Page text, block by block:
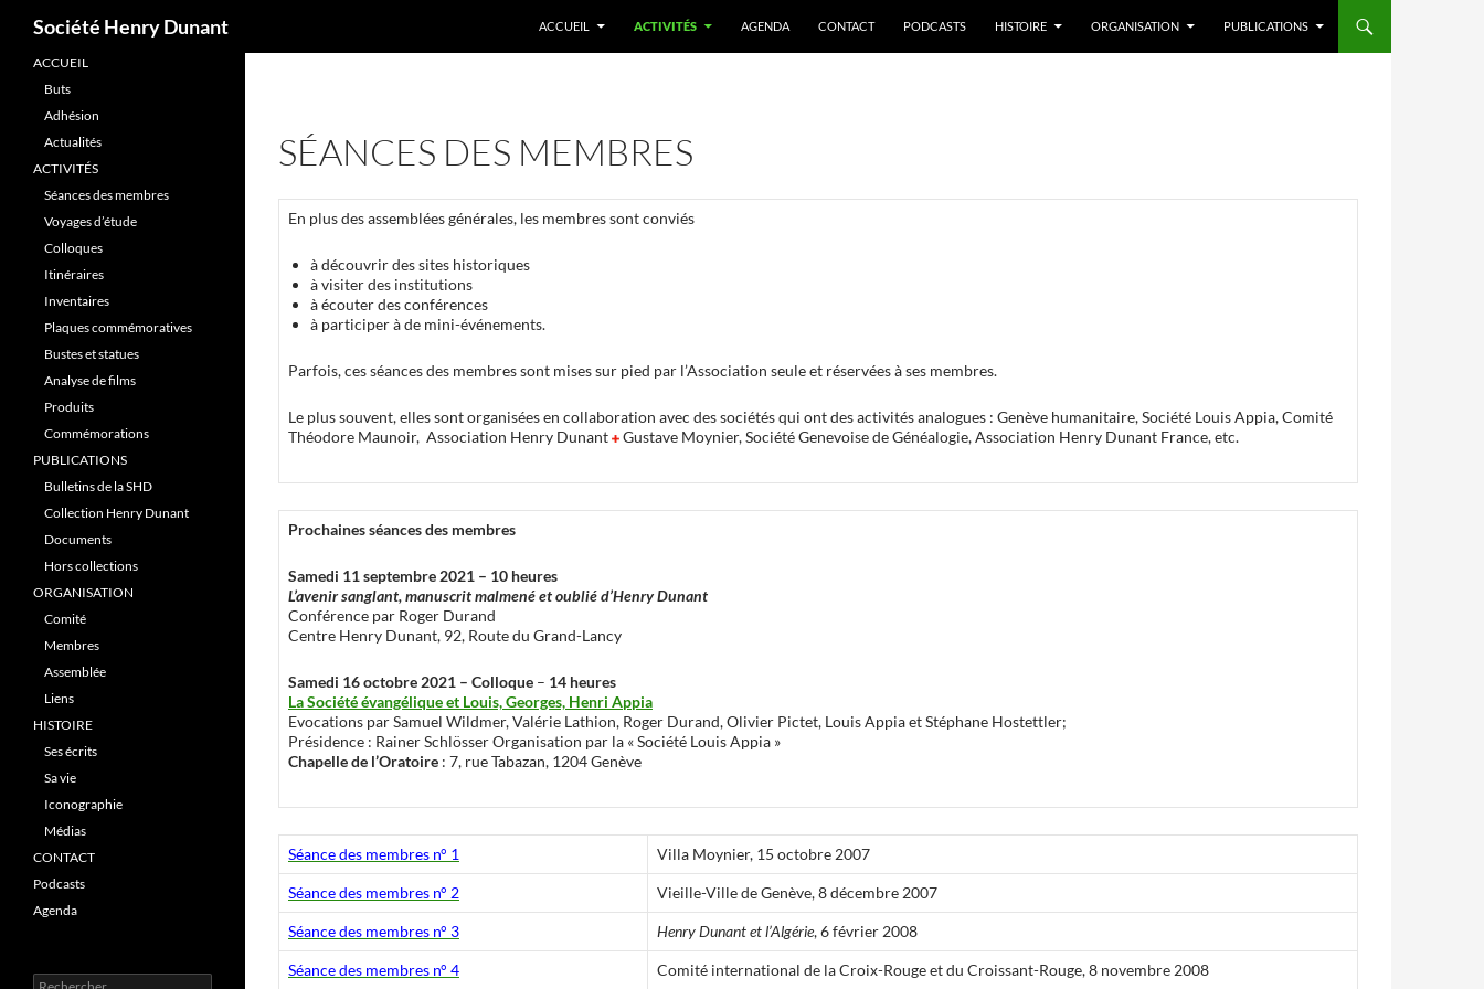
Aller
contenu
Société Henry Dunant ACCUEIL ACTIVITÉS AGENDA CONTACT PODCASTS HISTOIRE ORGANISATION PUBLICATIONS
SÉANCES DES MEMBRES
En plus des assemblées générales, les membres sont conviés
à découvrir des sites historiques
à visiter des institutions
à écouter des conférences
à participer à de mini-événements.
Parfois, ces séances des membres sont mises sur pied par l’Association seule et réservées à ses membres.
Le plus souvent, elles sont organisées en collaboration avec des sociétés qui ont des activités analogues : Genève humanitaire, Société Louis Appia, Comité
Théodore Maunoir, Association Henry Dunant
Gustave Moynier, Société Genevoise de Généalogie, Association Henry Dunant France, etc.
Prochaines séances des membres
Samedi 11 septembre 2021 – 10 heures
L’avenir sanglant, manuscrit malmené et oublié d’Henry Dunant
Conférence par Roger Durand
Centre Henry Dunant, 92, Route du Grand-Lancy
Samedi 16 octobre 2021 – Colloque – 14 heures
La Société évangélique et Louis, Georges, Henri Appia
Evocations par Samuel Wildmer, Valérie Lathion, Roger Durand, Olivier Pictet, Louis Appia et Stéphane Hostettler;
Présidence : Rainer Schlösser Organisation par la « Société Louis Appia »
Chapelle de l’Oratoire : 7, rue Tabazan, 1204 Genève
Séance des membres n° 1 Villa Moynier, 15 octobre 2007
Séance des membres n° 2 Vieille-Ville de Genève, 8 décembre 2007
Séance des membres n° 3 Henry Dunant et l’Algérie, 6 février 2008
Séance des membres n° 4 Comité international de la Croix-Rouge et du Croissant-Rouge, 8 novembre 2008
ACCUEIL
Buts
Adhésion
Actualités
ACTIVITÉS
Séances des membres
Voyages d’étude
Colloques
Itinéraires
Inventaires
Plaques commémoratives
Bustes et statues
Analyse de films
Produits
Commémorations
PUBLICATIONS
Bulletins de la SHD
Collection Henry Dunant
Documents
Hors collections
ORGANISATION
Comité
Membres
Assemblée
Liens
HISTOIRE
Ses écrits
Sa vie
Iconographie
Médias
CONTACT
Podcasts
Agenda
R